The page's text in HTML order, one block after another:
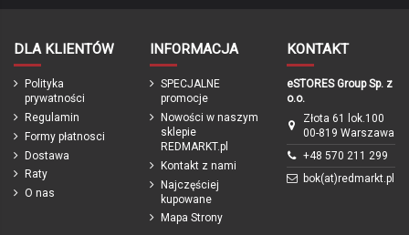
Hamulce V-brake przód/V-brake tył
Regulacja siodełka
Regulacja kierownicy Tak
Przerzutka tylna 3-biegowa piasta SHIMANO Nexus
Dynamo SHIMANO w piaście, przedni
reflektor LED ze światłem ciągłym,
światło tylne LED z funkcją światła
postojowego
Błotniki SKS zabezpieczone
brązowy retrozielony
DLA KLIENTÓW
Polityka
prywatności
Regulamin
Formy płatnosci
Dostawa
Raty
O nas
INFORMACJA
SPECJALNE
promocje
Nowości w naszym
sklepie
REDMARKT.pl
Kontakt z nami
Najczęściej
kupowane
Mapa Strony
KONTAKT
eSTORES Group Sp. z
o.o.
Złota 61 lok.100
00-819 Warszawa
+48 570 211 299
bok(at)redmarkt.pl